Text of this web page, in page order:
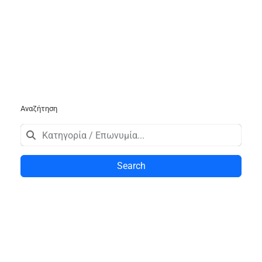
Αναζήτηση
Search